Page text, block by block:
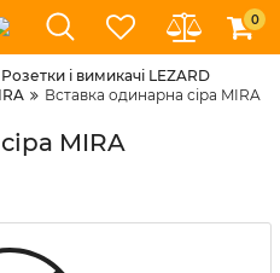
0
Розетки і вимикачі LEZARD
Вставка одинарна сіра MIRA
MIRA